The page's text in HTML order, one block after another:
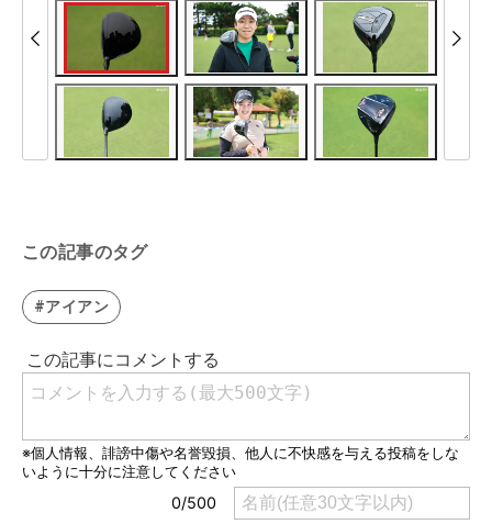
この記事のタグ
#アイアン